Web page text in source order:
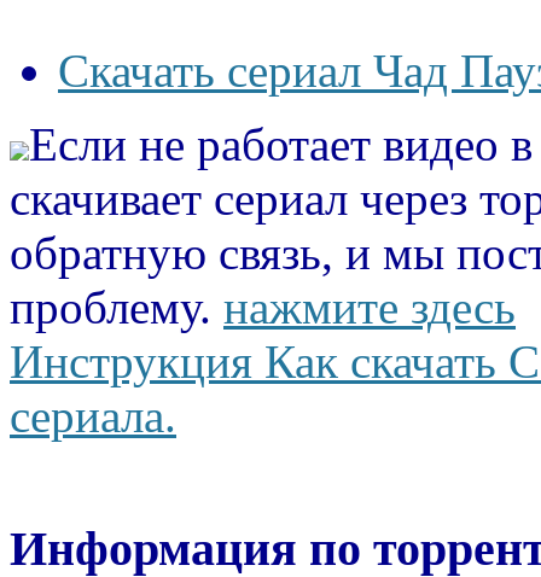
Скачать сериал Чад
Если не работает видео
скачивает сериал через
обратную связь, и мы
проблему. нажмите здесь
Инструкция Как скачать
сериала.
Информация по